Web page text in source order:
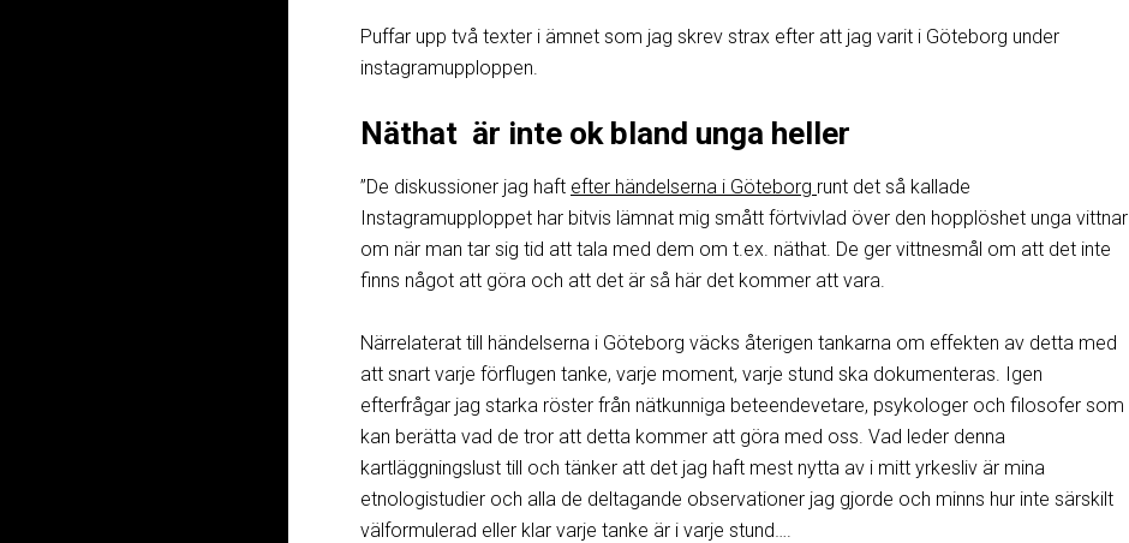
Puffar upp två texter i ämnet som jag skrev strax efter att jag varit i Göteborg under
instagramupploppen.
Näthat är inte ok bland unga heller
”De diskussioner jag haft efter händelserna i Göteborg runt det så kallade
Instagramupploppet har bitvis lämnat mig smått förtvivlad över den hopplöshet unga vittnar
om när man tar sig tid att tala med dem om t.ex. näthat. De ger vittnesmål om att det inte
finns något att göra och att det är så här det kommer att vara.
Närrelaterat till händelserna i Göteborg väcks återigen tankarna om effekten av detta med
att snart varje förflugen tanke, varje moment, varje stund ska dokumenteras. Igen
efterfrågar jag starka röster från nätkunniga beteendevetare, psykologer och filosofer som
kan berätta vad de tror att detta kommer att göra med oss. Vad leder denna
kartläggningslust till och tänker att det jag haft mest nytta av i mitt yrkesliv är mina
etnologistudier och alla de deltagande observationer jag gjorde och minns hur inte särskilt
välformulerad eller klar varje tanke är i varje stund….